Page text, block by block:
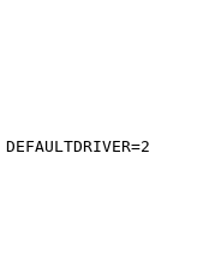
DEFAULTDRIVER=2